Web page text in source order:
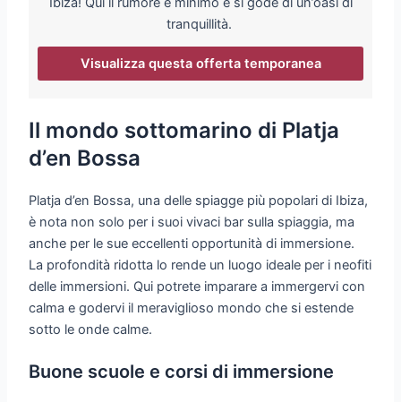
tranquillità.
Visualizza questa offerta temporanea
Il mondo sottomarino di Platja
d’en Bossa
Platja d’en Bossa, una delle spiagge più popolari di Ibiza,
è nota non solo per i suoi vivaci bar sulla spiaggia, ma
anche per le sue eccellenti opportunità di immersione.
La profondità ridotta lo rende un luogo ideale per i neofiti
delle immersioni. Qui potrete imparare a immergervi con
calma e godervi il meraviglioso mondo che si estende
sotto le onde calme.
Buone scuole e corsi di immersione